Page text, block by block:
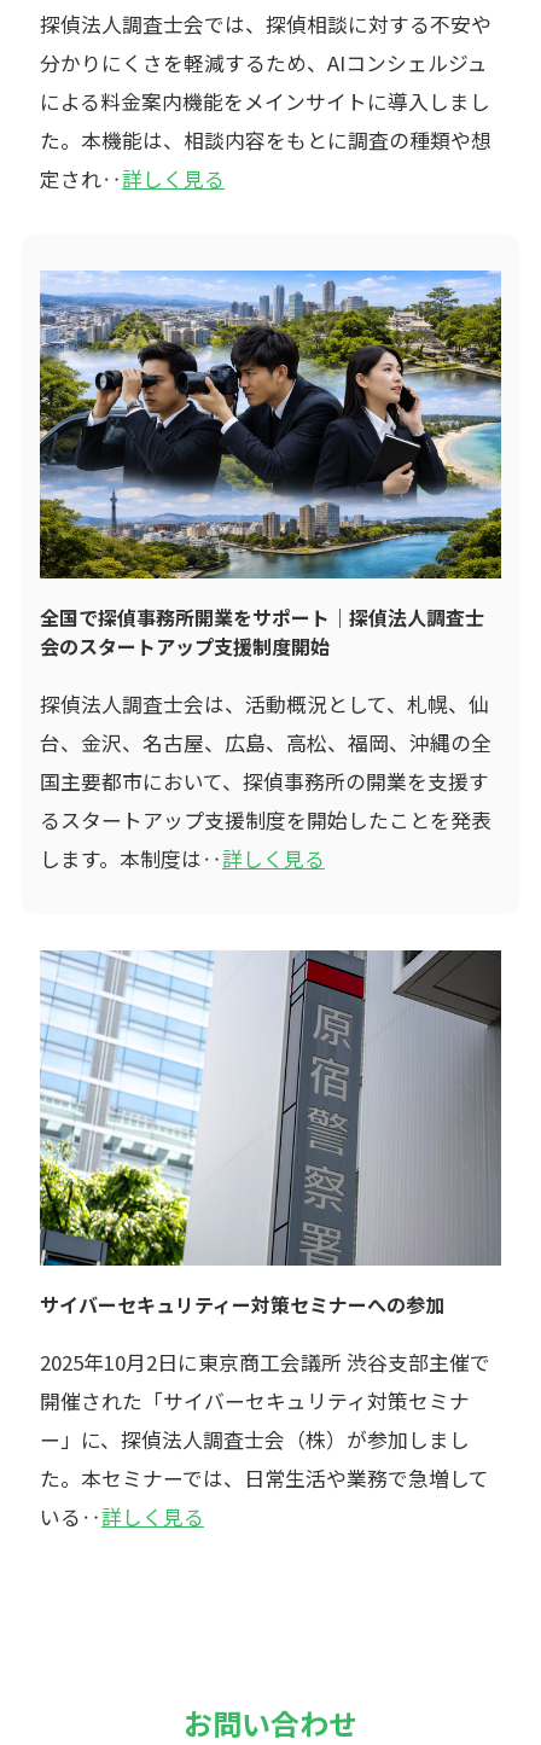
探偵法人調査士会では、探偵相談に対する不安や
分かりにくさを軽減するため、AIコンシェルジュ
による料金案内機能をメインサイトに導入しまし
た。本機能は、相談内容をもとに調査の種類や想
定され‥詳しく見る
全国で探偵事務所開業をサポート｜探偵法人調査士
会のスタートアップ支援制度開始
探偵法人調査士会は、活動概況として、札幌、仙
台、金沢、名古屋、広島、高松、福岡、沖縄の全
国主要都市において、探偵事務所の開業を支援す
るスタートアップ支援制度を開始したことを発表
します。本制度は‥詳しく見る
サイバーセキュリティー対策セミナーへの参加
2025年10月2日に東京商工会議所 渋谷支部主催で
開催された「サイバーセキュリティ対策セミナ
ー」に、探偵法人調査士会（株）が参加しまし
た。本セミナーでは、日常生活や業務で急増して
いる‥詳しく見る
お問い合わせ